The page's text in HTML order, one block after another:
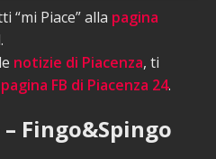
“mi Piace” alla pagina
notizie di Piacenza, ti
pagina FB di Piacenza 24.
Fingo&Spingo